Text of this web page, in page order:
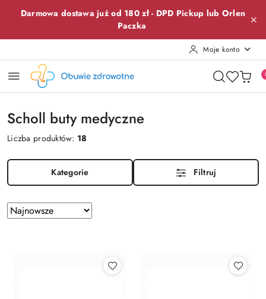
Przejdź do treści głównej
Przejdź do wyszukiwarki
Przejdź do moje konto
Przejdź do menu głównego
Przejdź do stopki
Darmowa dostawa już od 180 zł - DPD Pickup lub Orlen
Paczka
Moje konto
Scholl buty medyczne
Liczba produktów: 18
Kategorie Filtruj
Zastosowano
sortowanie:
Sortuj
według